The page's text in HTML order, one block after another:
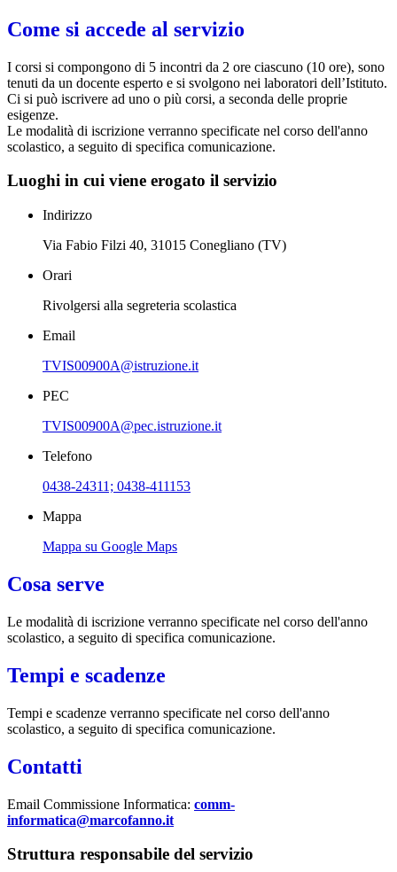
Come si accede al servizio
I corsi si compongono di 5 incontri da 2 ore ciascuno (10 ore), sono
tenuti da un docente esperto e si svolgono nei laboratori dell’Istituto.
Ci si può iscrivere ad uno o più corsi, a seconda delle proprie
esigenze.
Le modalità di iscrizione verranno specificate nel corso dell'anno
scolastico, a seguito di specifica comunicazione.
Luoghi in cui viene erogato il servizio
Indirizzo
Via Fabio Filzi 40, 31015 Conegliano (TV)
Orari
Rivolgersi alla segreteria scolastica
Email
TVIS00900A@istruzione.it
PEC
TVIS00900A@pec.istruzione.it
Telefono
0438-24311; 0438-411153
Mappa
Mappa su Google Maps
Cosa serve
Le modalità di iscrizione verranno specificate nel corso dell'anno
scolastico, a seguito di specifica comunicazione.
Tempi e scadenze
Tempi e scadenze verranno specificate nel corso dell'anno
scolastico, a seguito di specifica comunicazione.
Contatti
Email Commissione Informatica: comm-
informatica@marcofanno.it
Struttura responsabile del servizio